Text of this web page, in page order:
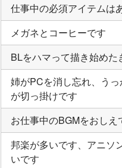
仕事中の必須アイテムは
メガネとコーヒーです
BLをハマって描き始めた
姉がPCを消し忘れ、う
が切っ掛けです
お仕事中のBGMをおしえ
邦楽が多いです、アニソ
いです